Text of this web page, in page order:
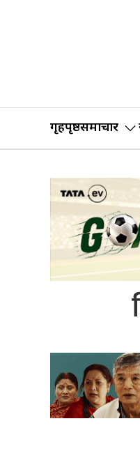
गृहपृष्ठसमाचार